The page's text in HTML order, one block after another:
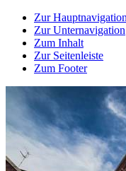
Zur Hauptnavigation
Zur Unternavigation
Zum Inhalt
Zur Seitenleiste
Zum Footer